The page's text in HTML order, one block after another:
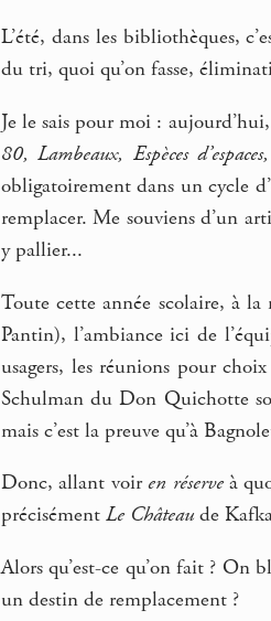
L’été, dans les bibliothèques,
du tri, quoi qu’on fasse,
Je le sais pour moi :
80, Lambeaux, Espèces
obligatoirement dans un cycle
remplacer. Me souviens d’un
y pallier...
Toute cette année scolaire, à
Pantin), l’ambiance ici de
usagers, les réunions pour
Schulman du Don Quichotte
mais c’est la preuve qu’à
Donc, allant voiren réserveà
précisément Le Châteaude
Alors qu’est-ce qu’on fait ?
un destin de remplacement ?